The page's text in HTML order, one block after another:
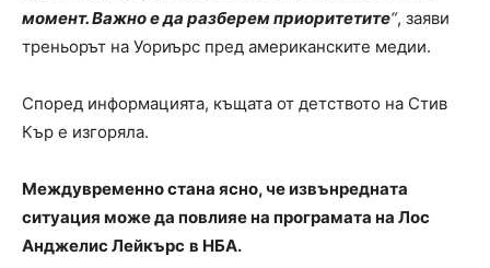
момент. Важно е да разберем приоритетите“, заяви
треньорът на Уориърс пред американските медии.
Според информацията, къщата от детството на Стив
Кър е изгоряла.
Междувременно стана ясно, че извънредната
ситуация може да повлияе на програмата на Лос
Анджелис Лейкърс в НБА.